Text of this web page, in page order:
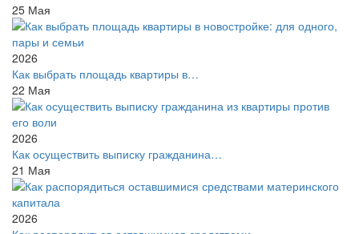
25 Мая
2026
Как выбрать площадь квартиры в…
22 Мая
2026
Как осуществить выписку гражданина…
21 Мая
2026